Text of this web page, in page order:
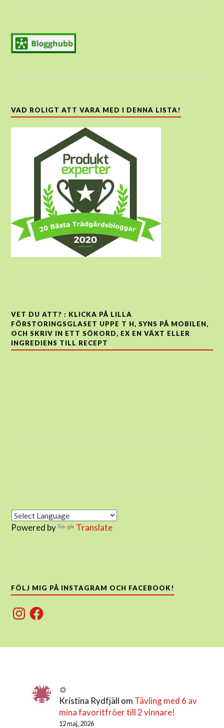
VAD ROLIGT ATT VARA MED I DENNA LISTA!
VET DU ATT? : KLICKA PÅ LILLA
FÖRSTORINGSGLASET UPPE T H, SYNS PÅ MOBILEN,
OCH SKRIV IN ETT SÖKORD, EX EN VÄXT ELLER
INGREDIENS TILL RECEPT
Powered by Translate
FÖLJ MIG PÅ INSTAGRAM OCH FACEBOOK!
InstagramFacebook
Kristina Rydfjäll om Tävling med 6 av
mina favoritfröer till 2 vinnare!
12 maj, 2026